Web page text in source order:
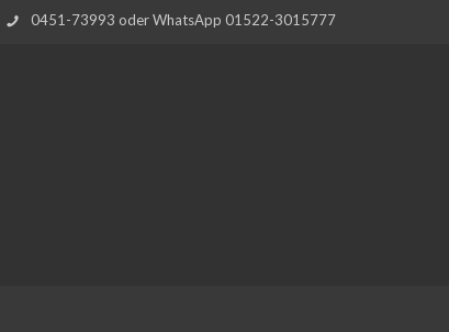
0451-73993 oder WhatsApp 01522-3015777